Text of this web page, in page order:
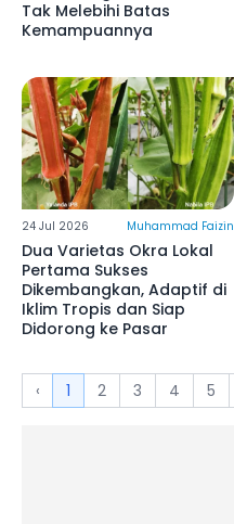
Tak Melebihi Batas
Kemampuannya
24 Jul 2026 Muhammad Faizin
Dua Varietas Okra Lokal
Pertama Sukses
Dikembangkan, Adaptif di
Iklim Tropis dan Siap
Didorong ke Pasar
‹ 1 2 3 4 5